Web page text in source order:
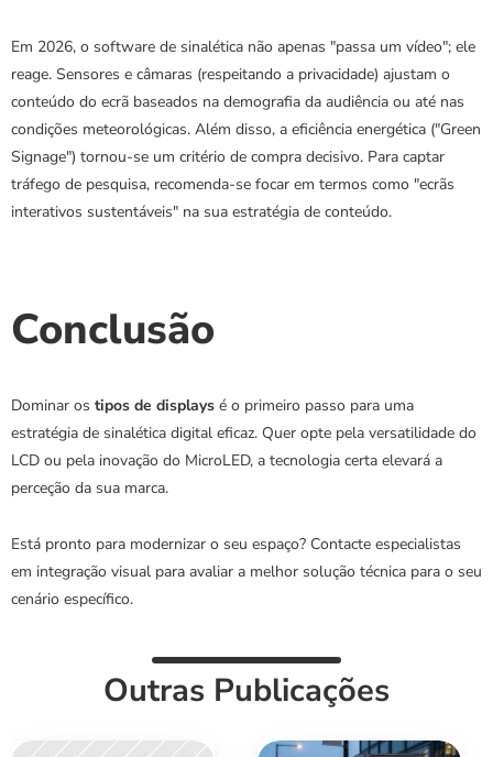
Em 2026, o software de sinalética não apenas "passa um vídeo"; ele
reage. Sensores e câmaras (respeitando a privacidade) ajustam o
conteúdo do ecrã baseados na demografia da audiência ou até nas
condições meteorológicas. Além disso, a eficiência energética ("Green
Signage") tornou-se um critério de compra decisivo. Para captar
tráfego de pesquisa, recomenda-se focar em termos como "ecrãs
interativos sustentáveis" na sua estratégia de conteúdo.
Conclusão
Dominar os tipos de displays é o primeiro passo para uma
estratégia de sinalética digital eficaz. Quer opte pela versatilidade do
LCD ou pela inovação do MicroLED, a tecnologia certa elevará a
perceção da sua marca.
Está pronto para modernizar o seu espaço? Contacte especialistas
em integração visual para avaliar a melhor solução técnica para o seu
cenário específico.
Outras Publicações